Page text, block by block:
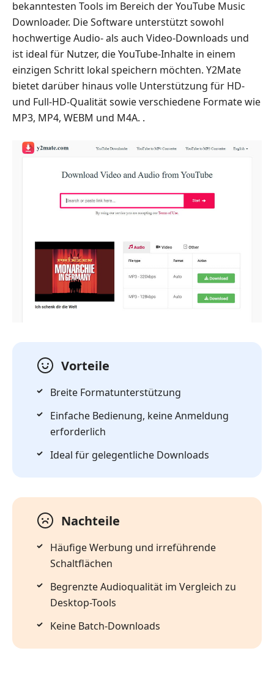
bekanntesten Tools im Bereich der YouTube Music
Downloader. Die Software unterstützt sowohl
hochwertige Audio- als auch Video-Downloads und
ist ideal für Nutzer, die YouTube-Inhalte in einem
einzigen Schritt lokal speichern möchten. Y2Mate
bietet darüber hinaus volle Unterstützung für HD-
und Full-HD-Qualität sowie verschiedene Formate wie
MP3, MP4, WEBM und M4A. .
Vorteile
Breite Formatunterstützung
Einfache Bedienung, keine Anmeldung
erforderlich
Ideal für gelegentliche Downloads
Nachteile
Häufige Werbung und irreführende
Schaltflächen
Begrenzte Audioqualität im Vergleich zu
Desktop-Tools
Keine Batch-Downloads